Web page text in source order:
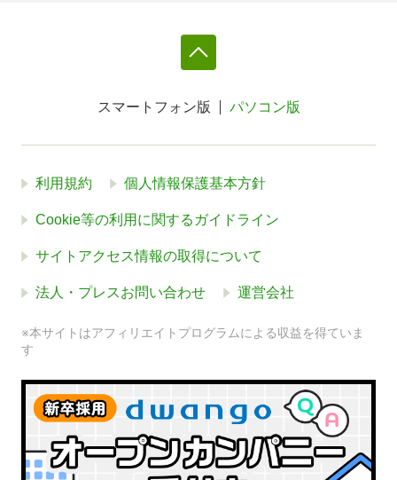
スマートフォン版 パソコン版
利用規約 個人情報保護基本方針
Cookie等の利用に関するガイドライン
サイトアクセス情報の取得について
法人・プレスお問い合わせ 運営会社
※本サイトはアフィリエイトプログラムによる収益を得ていま
す